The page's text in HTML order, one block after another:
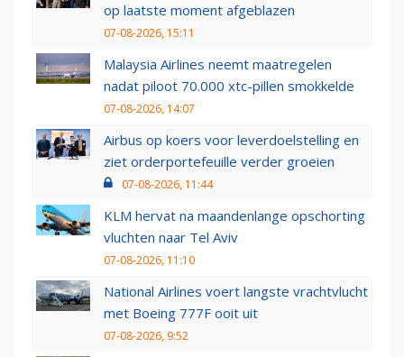
op laatste moment afgeblazen
07-08-2026, 15:11
Malaysia Airlines neemt maatregelen
nadat piloot 70.000 xtc-pillen smokkelde
07-08-2026, 14:07
Airbus op koers voor leverdoelstelling en
ziet orderportefeuille verder groeien
07-08-2026, 11:44
KLM hervat na maandenlange opschorting
vluchten naar Tel Aviv
07-08-2026, 11:10
National Airlines voert langste vrachtvlucht
met Boeing 777F ooit uit
07-08-2026, 9:52